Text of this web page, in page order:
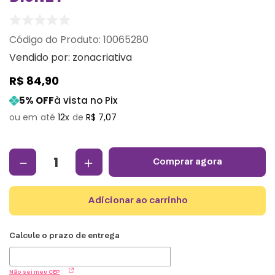
: 10065280
Vendido por: zonacriativa
R$ 84,90
5% OFFà vista no Pix
12 R$ 7,07
＋
－ comprar agora
adicionar ao carrinho
Não sei meu CEP